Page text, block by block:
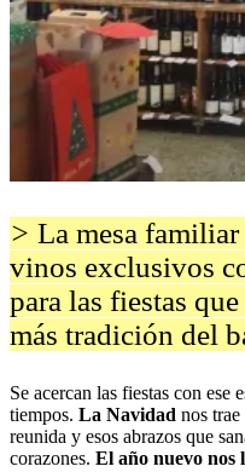
> La mesa
vinos exclusivos
para las fiestas
más tradición del
Se acercan las fiestas con ese
tiempos. La Navidad nos
reunida y esos abrazos que
corazones. El año nuevo nos